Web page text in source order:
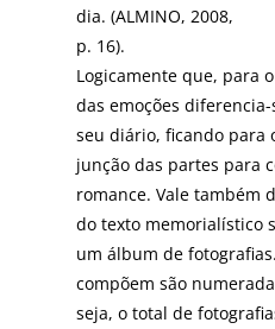
dia. (ALMINO, 2008,
p. 16).
Logicamente que, para
das emoções
seu diário, ficando para
junção das partes para
romance. Vale também
do texto memorialístico
um álbum de
compõem são
seja, o total de